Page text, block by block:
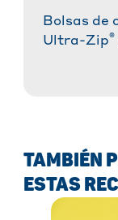
Bolsas de
Ultra-Zip®
TAMBIÉN
ESTAS